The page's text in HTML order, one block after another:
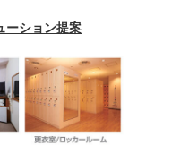
ーション提案